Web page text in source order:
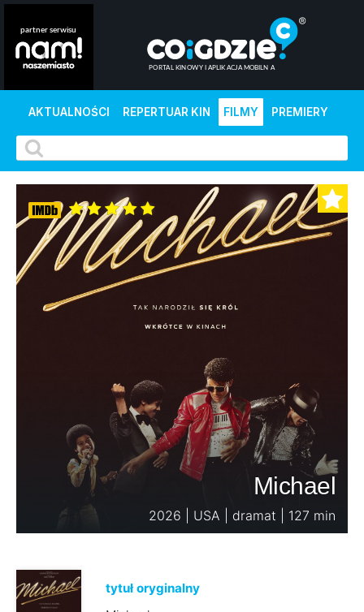
AKTUALNOŚCI REPERTUAR KIN FILMY PREMIERY
Michael
2026 | USA | dramat | 127 min
tytuł oryginalny